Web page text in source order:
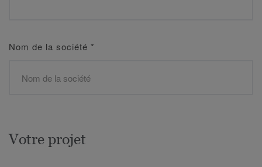
Nom de la société *
Votre projet